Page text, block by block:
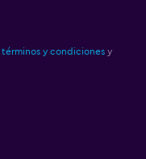
términos y condiciones y